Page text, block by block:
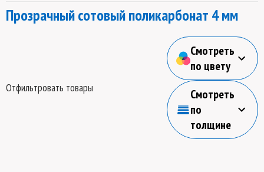
Прозрачный сотовый поликарбонат 4 мм
Отфильтровать товары
Смотреть
по цвету
Смотреть
по
толщине